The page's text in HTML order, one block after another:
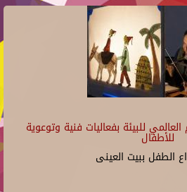
للبيئة بفعاليات فنية وتوعوية
للأطفال
الطفل ببيت العينى